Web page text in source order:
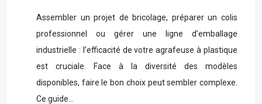
Assembler un projet de bricolage, préparer un colis
professionnel ou gérer une ligne d’emballage
industrielle : l’efficacité de votre agrafeuse à plastique
est cruciale. Face à la diversité des modèles
disponibles, faire le bon choix peut sembler complexe.
Ce guide…